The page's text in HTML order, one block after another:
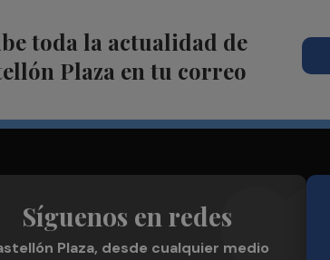
toda la actualidad de
Plaza en tu correo
Síguenos en redes
Plaza, desde cualquier medio